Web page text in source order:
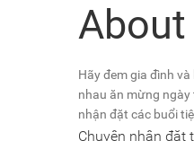
About
Hãy đem gia đình
nhau ăn mừng
nhận đặt các buổi
Chuyên nhận đặt